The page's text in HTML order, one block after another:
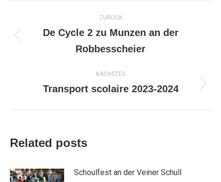
Kommentarnavigation
ZURÜCK
Beitrag:
De Cycle 2 zu Munzen an der
Robbesscheier
NÄCHSTES
Nächster
Transport scolaire 2023-2024
Related posts
Schoulfest an der Veiner Schull